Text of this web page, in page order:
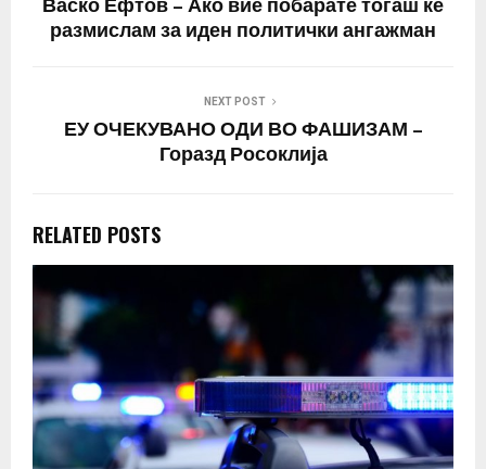
размислам за иден политички ангажман
NEXT POST
ЕУ ОЧЕКУВАНО ОДИ ВО ФАШИЗАМ –
Горазд Росоклија
RELATED POSTS